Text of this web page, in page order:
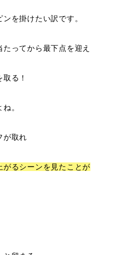
を掛けたい訳です。
ってから最下点を迎え
取る！
。
が取れ
がるシーンを見たことが